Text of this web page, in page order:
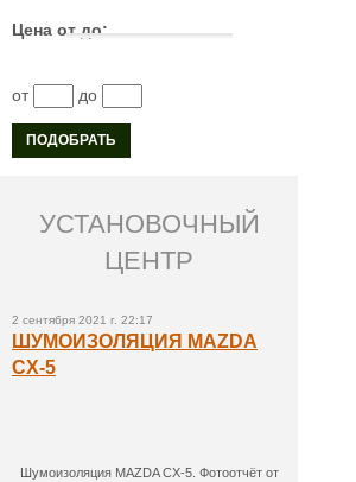
Цена от до:
от до
УСТАНОВОЧНЫЙ
ЦЕНТР
2 сентября 2021 г. 22:17
ШУМОИЗОЛЯЦИЯ MAZDA
CX-5
Шумоизоляция MAZDA CX-5. Фотоотчёт от